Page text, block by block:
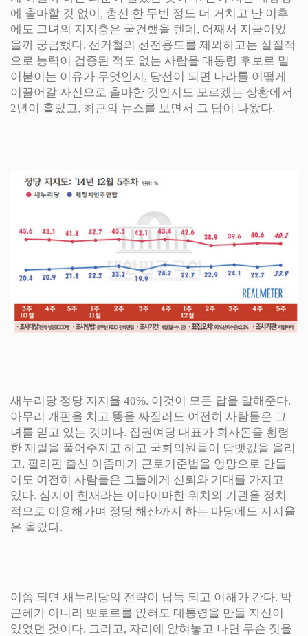
에 출마할 것 없이, 총선 한 두번 정도 더 거치고 난 이후
에도 그녀의 지지층은 굳건했을 텐데, 어째서 지금이었
을까 궁금했다. 선거철의 선전용도를 제외하고는 실질적
으로 능력이 검증된 적도 없는 사람을 대통령 후보로 밀
어붙이는 이유가 무엇인지, 당선이 되면 나라를 어떻게
이끌어갈 자신으로 출마한 것인지도 모르겠는 상황에서
2년이 흘렀고, 최근의 뉴스를 보면서 그 답이 나왔다.
새누리당 정당 지지율 40%. 이것이 모든 답을 말해준다.
아무리 개판을 치고 똥을 싸질러도 여전히 사람들은 그
녀를 믿고 있는 것이다. 집권여당 대표가 회사돈을 횡령
한 재벌을 풀어주자고 하고 국회의원들이 담뱃값을 올리
고, 필리핀 출신 아줌마가 근로기준법을 엉망으로 만들
어도 여전히 사람들은 그들에게 신뢰와 기대를 가지고
있다. 심지어 헌재라는 어마어마한 위치의 기관을 정치
적으로 이용해가며 정당 해산까지 하는 마당에도 지지율
은 올랐다.
이쯤 되면 새누리당의 전략이 납득 되고 이해가 간다. 박
근혜가 아니라 뽀로로를 앉혀도 대통령을 만들 자신이
있었던 것이다. 그리고, 자리에 앉혀놓고 나면 무슨 짓을